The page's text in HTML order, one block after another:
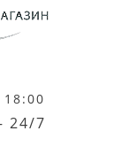
24/7